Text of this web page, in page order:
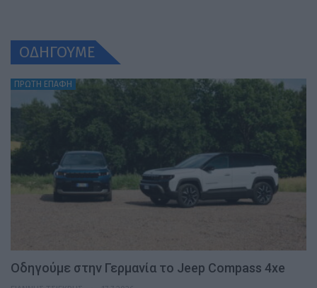
ΟΔΗΓΟΥΜΕ
ΠΡΩΤΗ ΕΠΑΦΗ
Οδηγούμε στην Γερμανία το Jeep Compass 4xe